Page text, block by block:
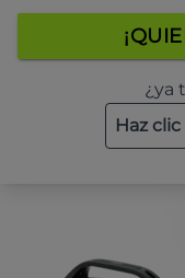
¿ya
Haz